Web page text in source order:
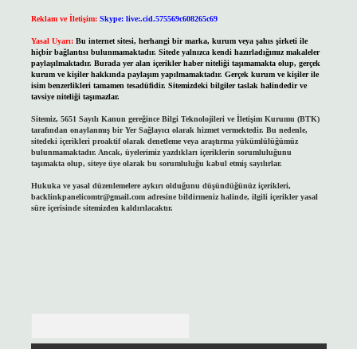
Reklam ve İletişim: Skype: live:.cid.575569c608265c69
Yasal Uyarı: Bu internet sitesi, herhangi bir marka, kurum veya şahıs şirketi ile
hiçbir bağlantısı bulunmamaktadır. Sitede yalnızca kendi hazırladığımız makaleler
paylaşılmaktadır. Burada yer alan içerikler haber niteliği taşımamakta olup, gerçek
kurum ve kişiler hakkında paylaşım yapılmamaktadır. Gerçek kurum ve kişiler ile
isim benzerlikleri tamamen tesadüfidir. Sitemizdeki bilgiler taslak halindedir ve
tavsiye niteliği taşımazlar.
Sitemiz, 5651 Sayılı Kanun gereğince Bilgi Teknolojileri ve İletişim Kurumu (BTK)
tarafından onaylanmış bir Yer Sağlayıcı olarak hizmet vermektedir. Bu nedenle,
sitedeki içerikleri proaktif olarak denetleme veya araştırma yükümlülüğümüz
bulunmamaktadır. Ancak, üyelerimiz yazdıkları içeriklerin sorumluluğunu
taşımakta olup, siteye üye olarak bu sorumluluğu kabul etmiş sayılırlar.
Hukuka ve yasal düzenlemelere aykırı olduğunu düşündüğünüz içerikleri,
backlinkpanelicomtr@gmail.comadresine bildirmeniz halinde, ilgili içerikler yasal
süre içerisinde sitemizden kaldırılacaktır.